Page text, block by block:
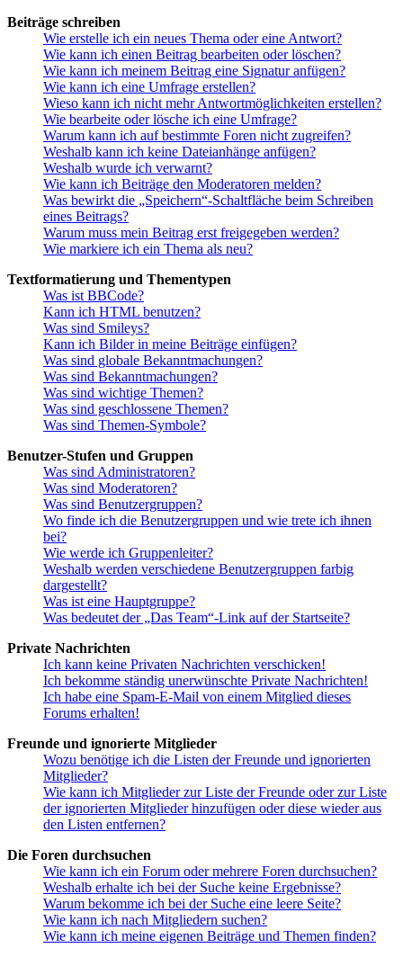
Beiträge schreiben
Wie erstelle ich ein neues Thema oder eine Antwort?
Wie kann ich einen Beitrag bearbeiten oder löschen?
Wie kann ich meinem Beitrag eine Signatur anfügen?
Wie kann ich eine Umfrage erstellen?
Wieso kann ich nicht mehr Antwortmöglichkeiten erstellen?
Wie bearbeite oder lösche ich eine Umfrage?
Warum kann ich auf bestimmte Foren nicht zugreifen?
Weshalb kann ich keine Dateianhänge anfügen?
Weshalb wurde ich verwarnt?
Wie kann ich Beiträge den Moderatoren melden?
Was bewirkt die „Speichern“-Schaltfläche beim Schreiben
eines Beitrags?
Warum muss mein Beitrag erst freigegeben werden?
Wie markiere ich ein Thema als neu?
Textformatierung und Thementypen
Was ist BBCode?
Kann ich HTML benutzen?
Was sind Smileys?
Kann ich Bilder in meine Beiträge einfügen?
Was sind globale Bekanntmachungen?
Was sind Bekanntmachungen?
Was sind wichtige Themen?
Was sind geschlossene Themen?
Was sind Themen-Symbole?
Benutzer-Stufen und Gruppen
Was sind Administratoren?
Was sind Moderatoren?
Was sind Benutzergruppen?
Wo finde ich die Benutzergruppen und wie trete ich ihnen
bei?
Wie werde ich Gruppenleiter?
Weshalb werden verschiedene Benutzergruppen farbig
dargestellt?
Was ist eine Hauptgruppe?
Was bedeutet der „Das Team“-Link auf der Startseite?
Private Nachrichten
Ich kann keine Privaten Nachrichten verschicken!
Ich bekomme ständig unerwünschte Private Nachrichten!
Ich habe eine Spam-E-Mail von einem Mitglied dieses
Forums erhalten!
Freunde und ignorierte Mitglieder
Wozu benötige ich die Listen der Freunde und ignorierten
Mitglieder?
Wie kann ich Mitglieder zur Liste der Freunde oder zur Liste
der ignorierten Mitglieder hinzufügen oder diese wieder aus
den Listen entfernen?
Die Foren durchsuchen
Wie kann ich ein Forum oder mehrere Foren durchsuchen?
Weshalb erhalte ich bei der Suche keine Ergebnisse?
Warum bekomme ich bei der Suche eine leere Seite?
Wie kann ich nach Mitgliedern suchen?
Wie kann ich meine eigenen Beiträge und Themen finden?